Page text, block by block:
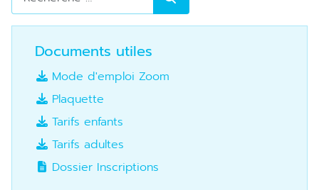
Documents utiles
Mode d'emploi Zoom
Plaquette
Tarifs enfants
Tarifs adultes
Dossier Inscriptions